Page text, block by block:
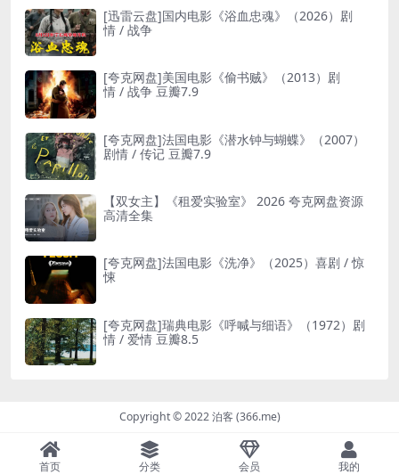
[迅雷云盘]国内电影《浴血忠魂》（2026）剧
情 / 战争
[夸克网盘]美国电影《偷书贼》（2013）剧
情 / 战争 豆瓣7.9
[夸克网盘]法国电影《潜水钟与蝴蝶》（2007）
剧情 / 传记 豆瓣7.9
【双女主】《租爱实验室》 2026 夸克网盘资源
高清全集
[夸克网盘]法国电影《洗净》（2025）喜剧 / 惊
悚
[夸克网盘]瑞典电影《呼喊与细语》（1972）剧
情 / 爱情 豆瓣8.5
Copyright © 2022 泊客 (366.me)
首页 分类 会员 我的